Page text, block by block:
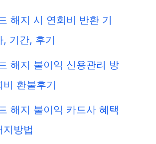
해지 시 연회비 반환 기
, 기간, 후기
해지 불이익 신용관리 방
비 환불후기
해지 불이익 카드사 혜택
지방법